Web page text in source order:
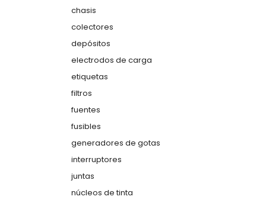
chasis
colectores
depósitos
electrodos de carga
etiquetas
filtros
fuentes
fusibles
generadores de gotas
interruptores
juntas
núcleos de tinta